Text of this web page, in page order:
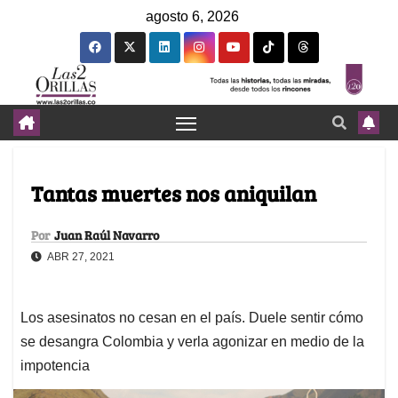
agosto 6, 2026
Tantas muertes nos aniquilan
Por Juan Raúl Navarro
ABR 27, 2021
Los asesinatos no cesan en el país. Duele sentir cómo
se desangra Colombia y verla agonizar en medio de la
impotencia